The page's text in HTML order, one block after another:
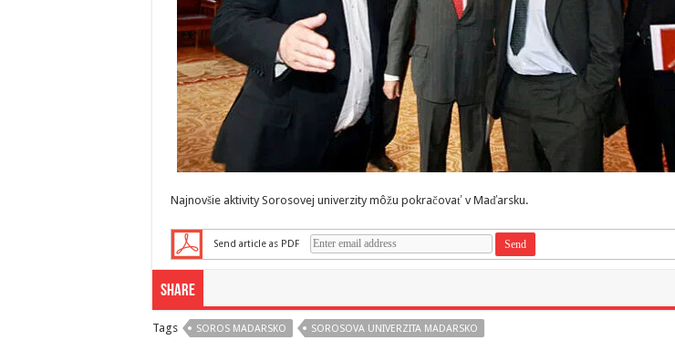
Najnovšie aktivity Sorosovej univerzity môžu pokračovať v Maďarsku.
Send article as PDF
Share
Tags SOROS MADARSKO SOROSOVA UNIVERZITA MADARSKO